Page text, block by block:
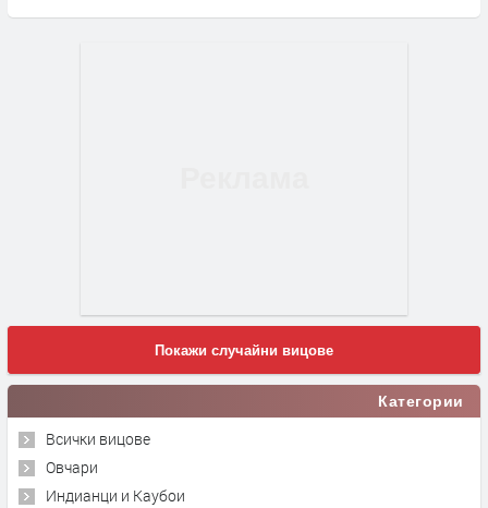
Покажи случайни вицове
Категории
Всички вицове
Овчари
Индианци и Каубои